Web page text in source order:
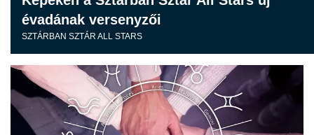
évadának versenyzői
SZTÁRBAN SZTÁR ALL STARS